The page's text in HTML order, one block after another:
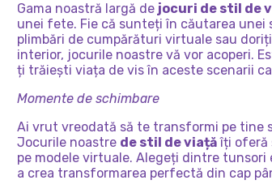
Gama noastră largă de jocuri de stil de
unei fete. Fie că sunteți în căutarea unei
plimbări de cumpărături virtuale sau
interior, jocurile noastre vă vor acoperi.
ți trăiești viața de vis în aceste scenarii
Momente de schimbare
Ai vrut vreodată să te transformi pe tine
Jocurile noastre de stil de viațăîți oferă
pe modele virtuale. Alegeți dintre
a crea transformarea perfectă din cap